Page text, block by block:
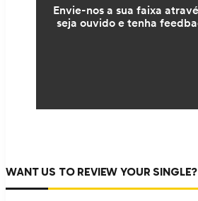
WANT US TO REVIEW YOUR SINGLE?